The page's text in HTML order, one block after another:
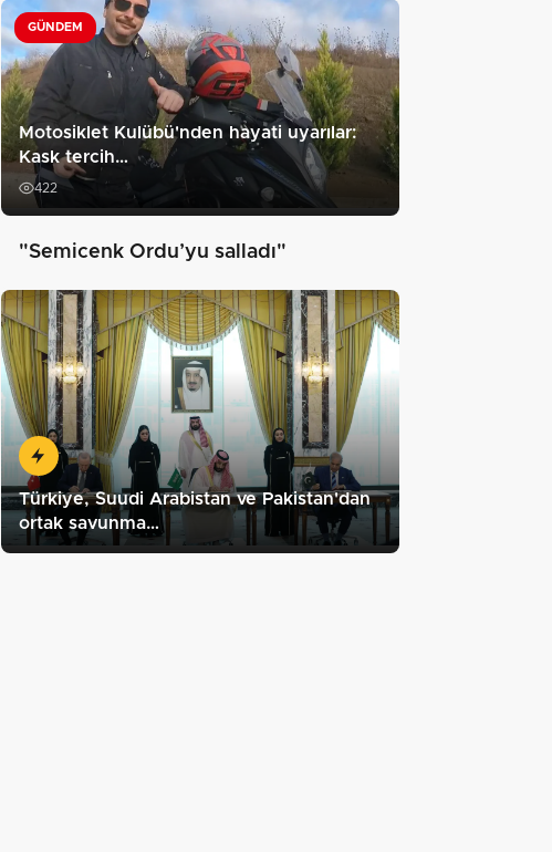
dikkat…
korumaktır…
GÜNDEM
Motosiklet Kulübü'nden hayati uyarılar:
Kask tercih…
422
"Semicenk Ordu’yu salladı"
Türkiye, Suudi Arabistan ve Pakistan'dan
ortak savunma…